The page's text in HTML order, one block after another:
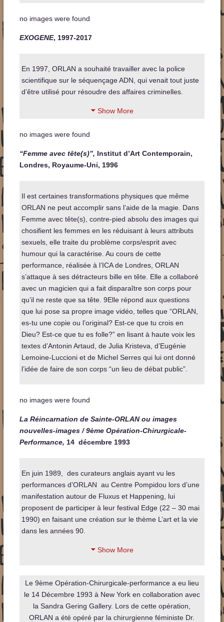
no images were found
EXOGENE, 1997-2017
En 1997, ORLAN a souhaité travailler avec la police
scientifique sur le séquençage ADN, qui venait tout juste
d’être utilisé pour résoudre des affaires criminelles.
Show More
no images were found
“Femme avec tête(s)”, Institut d’Art Contemporain,
Londres, Royaume-Uni, 1996
Il est certaines transformations physiques que même
ORLAN ne peut accomplir sans l’aide de la magie. Dans
Femme avec tête(s), contre-pied absolu des images qui
chosifient les femmes en les réduisant à leurs attributs
sexuels, elle traite du problème corps/esprit avec
humour qui la caractérise. Au cours de cette
performance, réalisée à l’ICA de Londres, ORLAN
s’attaque à ses détracteurs bille en tête. Elle a collaboré
avec un magicien qui a fait disparaître son corps pour
qu’il ne reste que sa tête. 9Elle répond aux questions
que lui pose sa propre image vidéo, telles que “ORLAN,
es-tu une copie ou l’original? Est-ce que tu crois en
Dieu? Est-ce que tu es folle?” en lisant à haute voix les
textes d’Antonin Artaud, de Julia Kristeva, d’Eugénie
Lemoine-Luccioni et de Michel Serres qui lui ont donné
l’idée de faire de son corps “un lieu de débat public”.
no images were found
La Réincarnation de Sainte-ORLAN ou images
nouvelles-images / 9ème Opération-Chirurgicale-
Performance, 14 décembre 1993
En juin 1989, des curateurs anglais ayant vu les
performances d’ORLAN au Centre Pompidou lors d’une
manifestation autour de Fluxus et Happening, lui
proposent de participer à leur festival Edge (22 – 30 mai
1990) en faisant une création sur le thème L’art et la vie
dans les années 90.
Show More
Le 9ème Opération-Chirurgicale-performance a eu lieu
le 14 Décembre 1993 à New York en collaboration avec
la Sandra Gering Gallery. Lors de cette opération,
ORLAN a été opéré par la chirurgienne féministe Dr.